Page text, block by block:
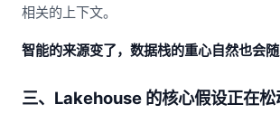
相关的上下文。
智能的来源变了，数据栈的重心自然也会
三、Lakehouse 的核心假设正在松